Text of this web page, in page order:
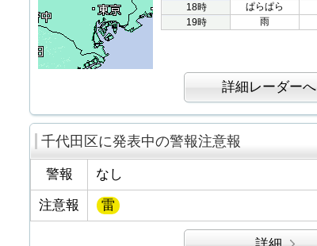
18時
ぱらぱら
19時
雨
詳細レーダーへ
千代田区に発表中の警報注意報
警報 なし
注意報 雷